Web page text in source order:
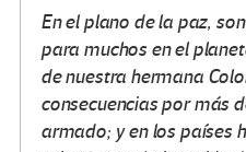
En el plano de la paz,
para muchos en el
de nuestra hermana
consecuencias por más
armado; y en los países